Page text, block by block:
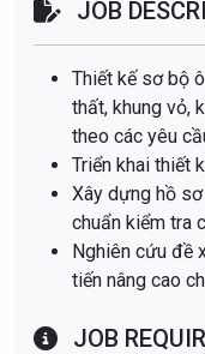
JOB
Thiết kế sơ bộ
thất, khung vỏ,
theo các yêu
Triển khai thiết
Xây dựng hồ
chuẩn kiểm tra
Nghiên cứu đề
tiến nâng cao
JOB